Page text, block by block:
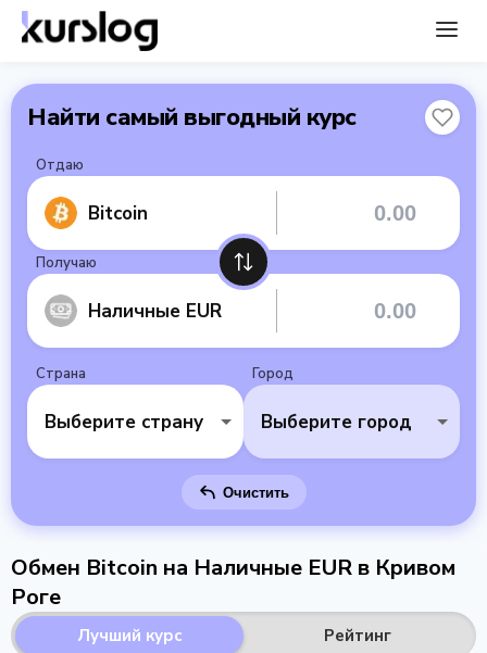
Найти самый выгодный курс
Отдаю
Bitcoin
Получаю
Наличные EUR
Страна
Выберите страну
Город
Выберите город
Очистить
Обмен Bitcoin на Наличные EUR в Кривом
Роге
Лучший курс Рейтинг